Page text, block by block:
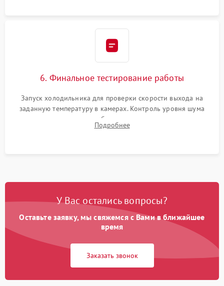
6. Финальное тестирование работы
Запуск холодильника для проверки скорости выхода на
заданную температуру в камерах. Контроль уровня шума
компрессора, отсутствия обмерзания стенок и корректного
срабатывания системы автоматической оттайки.
Подробнее
У Вас остались вопросы?
Оставьте заявку, мы свяжемся с Вами в ближайшее
время
Заказать звонок